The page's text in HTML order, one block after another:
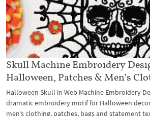
Skull Machine Embroidery
Halloween, Patches & Men’s
Halloween Skull in Web Machine Embroidery
dramatic embroidery motif for Halloween
men’s clothing, patches, bags and statement